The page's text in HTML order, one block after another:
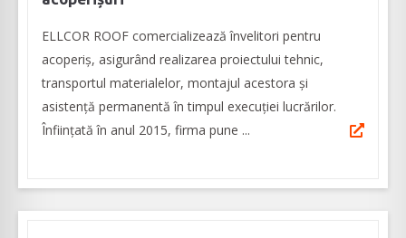
ELLCOR ROOF comercializează învelitori pentru
acoperiș, asigurând realizarea proiectului tehnic,
transportul materialelor, montajul acestora și
asistență permanentă în timpul execuției lucrărilor.
Înființată în anul 2015, firma pune ...